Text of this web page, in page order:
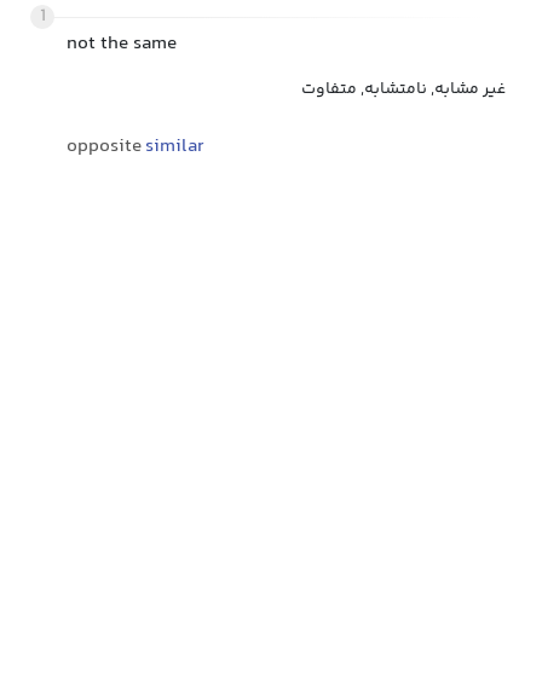
1
not the same
غیر مشابه, نامتشابه, متفاوت
oppositesimilar